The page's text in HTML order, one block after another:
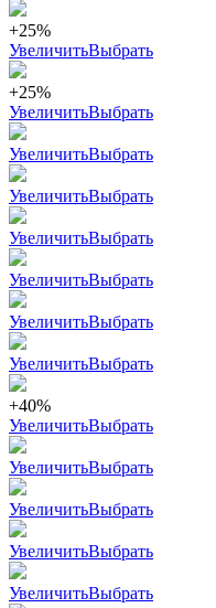
+25%
УвеличитьВыбрать
+25%
УвеличитьВыбрать
УвеличитьВыбрать
УвеличитьВыбрать
УвеличитьВыбрать
УвеличитьВыбрать
УвеличитьВыбрать
УвеличитьВыбрать
+40%
УвеличитьВыбрать
УвеличитьВыбрать
УвеличитьВыбрать
УвеличитьВыбрать
УвеличитьВыбрать